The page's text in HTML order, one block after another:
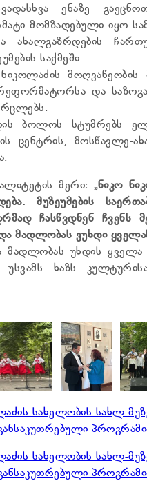
ენაზე
მომზადებული იყო
ახალგაზრდების
საქმეში.
და
ბოლოს სტუმრებს
ცენტრის, მოსწავლე-
მერი:„ნიკო
მუზეუმების
ჩასწვდნენ ჩვენს
მადლობას ვუხდი
მადლობას უხდის
ხაზს